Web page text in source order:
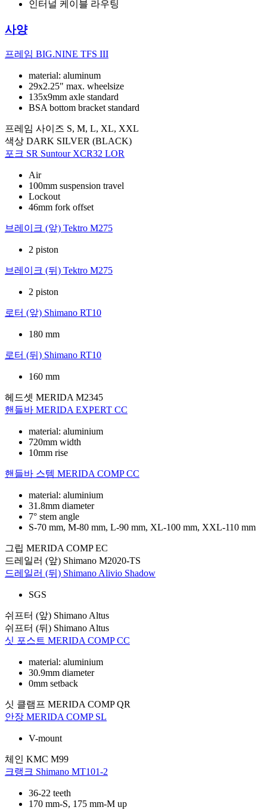
인터널 케이블 라우팅
사양
프레임 BIG.NINE TFS III
material: aluminum
29x2.25" max. wheelsize
135x9mm axle standard
BSA bottom bracket standard
프레임 사이즈 S, M, L, XL, XXL
색상 DARK SILVER (BLACK)
포크 SR Suntour XCR32 LOR
Air
100mm suspension travel
Lockout
46mm fork offset
브레이크 (앞) Tektro M275
2 piston
브레이크 (뒤) Tektro M275
2 piston
로터 (앞) Shimano RT10
180 mm
로터 (뒤) Shimano RT10
160 mm
헤드셋 MERIDA M2345
핸들바 MERIDA EXPERT CC
material: aluminium
720mm width
10mm rise
핸들바 스템 MERIDA COMP CC
material: aluminium
31.8mm diameter
7° stem angle
S-70 mm, M-80 mm, L-90 mm, XL-100 mm, XXL-110 mm
그립 MERIDA COMP EC
드레일러 (앞) Shimano M2020-TS
드레일러 (뒤) Shimano Alivio Shadow
SGS
쉬프터 (앞) Shimano Altus
쉬프터 (뒤) Shimano Altus
싯 포스트 MERIDA COMP CC
material: aluminium
30.9mm diameter
0mm setback
싯 클램프 MERIDA COMP QR
안장 MERIDA COMP SL
V-mount
체인 KMC M99
크랭크 Shimano MT101-2
36-22 teeth
170 mm-S, 175 mm-M up